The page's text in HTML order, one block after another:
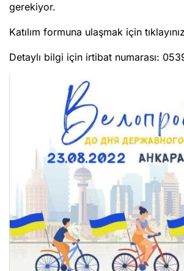
gerekiyor.
Katılım formuna ulaşmak için
Detaylı bilgi için irtibat numarası: